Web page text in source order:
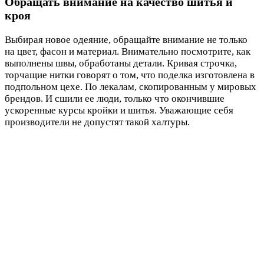
кроя
Выбирая новое одеяние, обращайте внимание не только
на цвет, фасон и материал. Внимательно посмотрите, как
выполнены швы, обработаны детали. Кривая строчка,
торчащие нитки говорят о том, что поделка изготовлена в
подпольном цехе. По лекалам, скопированным у мировых
брендов. И сшили ее люди, только что окончившие
ускоренные курсы кройки и шитья. Уважающие себя
производители не допустят такой халтуры.